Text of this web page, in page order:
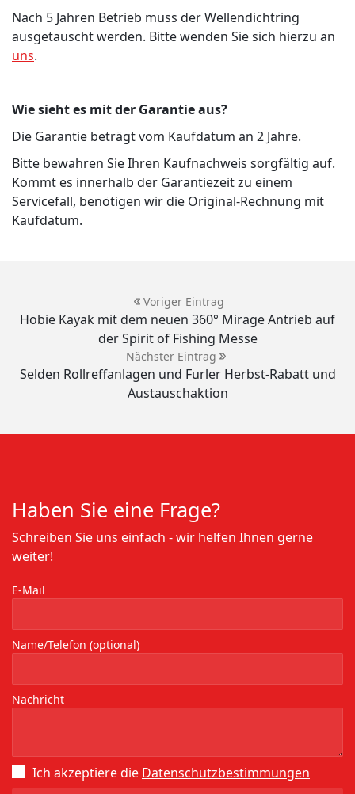
Nach 5 Jahren Betrieb muss der Wellendichtring
ausgetauscht werden. Bitte wenden Sie sich hierzu an
uns.
Wie sieht es mit der Garantie aus?
Die Garantie beträgt vom Kaufdatum an 2 Jahre.
Bitte bewahren Sie Ihren Kaufnachweis sorgfältig auf.
Kommt es innerhalb der Garantiezeit zu einem
Servicefall, benötigen wir die Original-Rechnung mit
Kaufdatum.
Voriger Eintrag
Hobie Kayak mit dem neuen 360° Mirage Antrieb auf
der Spirit of Fishing Messe
Nächster Eintrag
Selden Rollreffanlagen und Furler Herbst-Rabatt und
Austauschaktion
Haben Sie eine Frage?
Schreiben Sie uns einfach - wir helfen Ihnen gerne
weiter!
E-Mail
Name/Telefon (optional)
Nachricht
Ich akzeptiere die Datenschutz­bestimmungen